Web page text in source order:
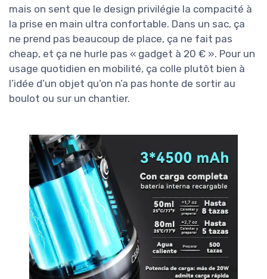
mais on sent que le design privilégie la compacité à
la prise en main ultra confortable. Dans un sac, ça
ne prend pas beaucoup de place, ça ne fait pas
cheap, et ça ne hurle pas « gadget à 20 € ». Pour un
usage quotidien en mobilité, ça colle plutôt bien à
l’idée d’un objet qu’on n’a pas honte de sortir au
boulot ou sur un chantier.